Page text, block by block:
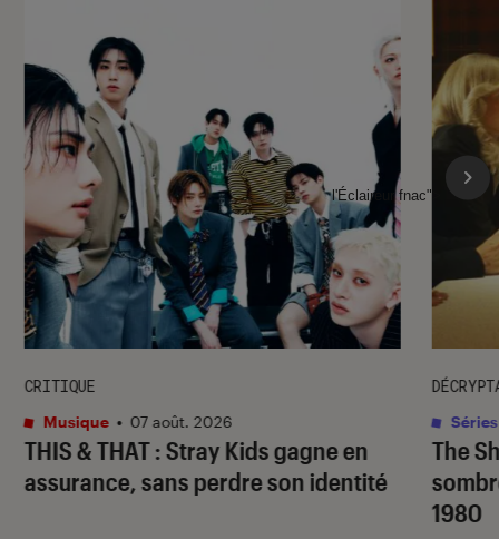
THIS & THAT: Stray Kids gagne en
assurance, sans perdre son identité
CRITIQUE
Musique • 07 août. 2026
The
1980
Séries
l'Éclaireur fnac">